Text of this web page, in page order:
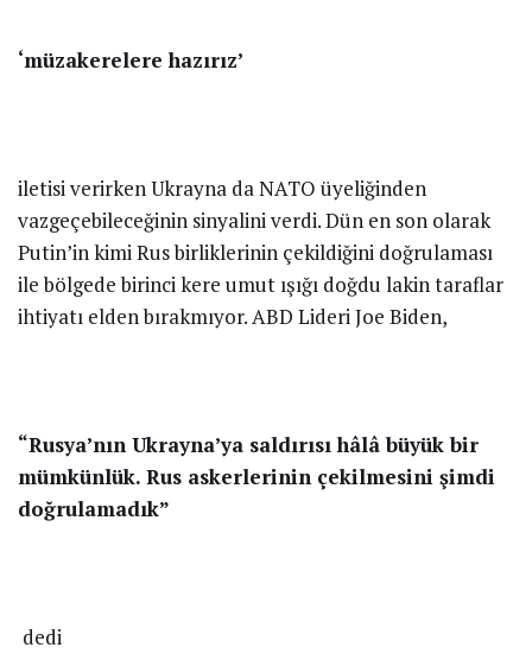
‘müzakerelere hazırız’
iletisi verirken Ukrayna da NATO üyeliğinden
vazgeçebileceğinin sinyalini verdi. Dün en son olarak
Putin’in kimi Rus birliklerinin çekildiğini doğrulaması
ile bölgede birinci kere umut ışığı doğdu lakin taraflar
ihtiyatı elden bırakmıyor. ABD Lideri Joe Biden,
“Rusya’nın Ukrayna’ya saldırısı hâlâ büyük bir
mümkünlük. Rus askerlerinin çekilmesini şimdi
doğrulamadık”
dedi